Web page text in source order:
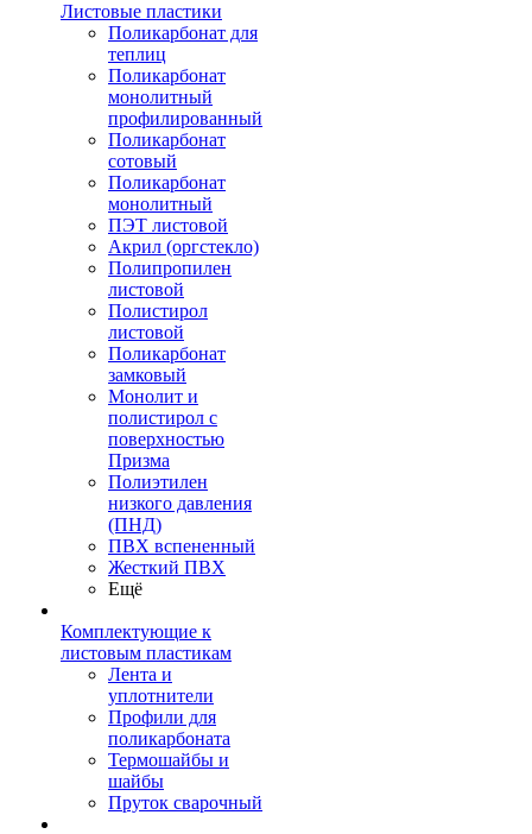
Листовые пластики
Поликарбонат для
теплиц
Поликарбонат
монолитный
профилированный
Поликарбонат
сотовый
Поликарбонат
монолитный
ПЭТ листовой
Акрил (оргстекло)
Полипропилен
листовой
Полистирол
листовой
Поликарбонат
замковый
Монолит и
полистирол с
поверхностью
Призма
Полиэтилен
низкого давления
(ПНД)
ПВХ вспененный
Жесткий ПВХ
Ещё
Комплектующие к
листовым пластикам
Лента и
уплотнители
Профили для
поликарбоната
Термошайбы и
шайбы
Пруток сварочный